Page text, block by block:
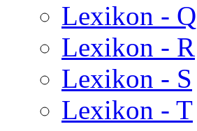
Lexikon - Q
Lexikon - R
Lexikon - S
Lexikon - T